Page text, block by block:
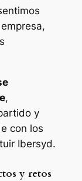
,
y
con los
Ibersyd.
y retos